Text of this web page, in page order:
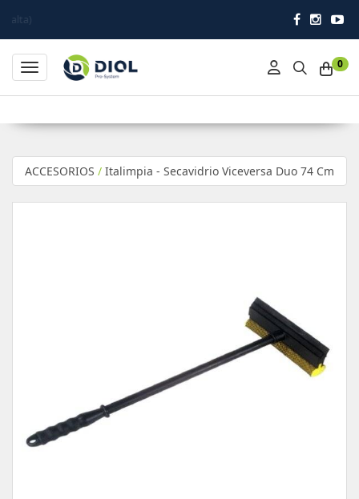
0
Toggle navigation
ACCESORIOS / Italimpia - Secavidrio Viceversa Duo 74 Cm